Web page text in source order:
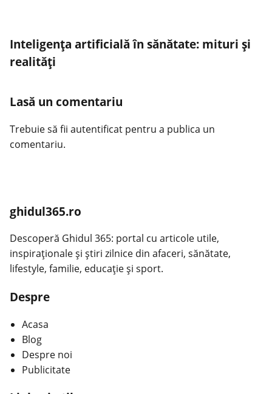
Inteligența artificială în sănătate: mituri și
realități
Lasă un comentariu
Trebuie să fii autentificat pentru a publica un
comentariu.
ghidul365.ro
Descoperă Ghidul 365: portal cu articole utile,
inspiraționale și știri zilnice din afaceri, sănătate,
lifestyle, familie, educație și sport.
Despre
Acasa
Blog
Despre noi
Publicitate